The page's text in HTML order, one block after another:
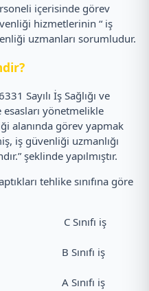
içerisinde görev
hizmetlerinin “ iş
uzmanları sorumludur.
Sayılı İş Sağlığı ve
yönetmelikle
alanında görev yapmak
iş güvenliği uzmanlığı
şeklinde yapılmıştır.
tehlike sınıfına göre
C Sınıfı iş
B Sınıfı iş
A Sınıfı iş